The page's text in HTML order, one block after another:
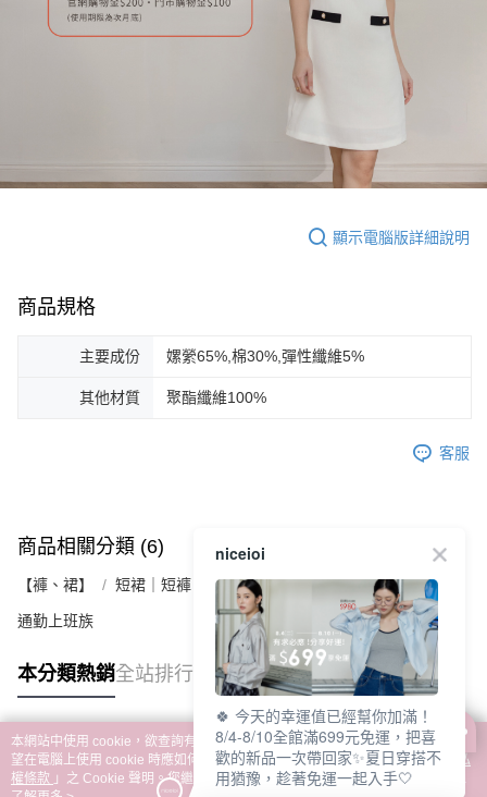
顯示電腦版詳細說明
商品規格
主要成份 嫘縈65%,棉30%,彈性纖維5%
其他材質 聚酯纖維100%
客服
商品相關分類 (6) 查看全部
【褲、裙】 短裙｜短褲｜褲裙
通勤上班族
本分類熱銷全站排行
熱門標籤
本網站中使用 cookie，欲查詢有關本網站使用 cookie 方式之詳情，及若您不希
望在電腦上使用 cookie 時應如何變更電腦的 cookie 設定，請參閱本網站「
隱私
權條款 」之 Cookie 聲明。您繼續使用本網站即表示您同意本公司得按本網站使
niceioi
🍀 今天的幸運值已經幫你加滿！
8/4-8/10全館滿699元免運，把喜
歡的新品一次帶回家✨夏日穿搭不
用猶豫，趁著免運一起入手🤍